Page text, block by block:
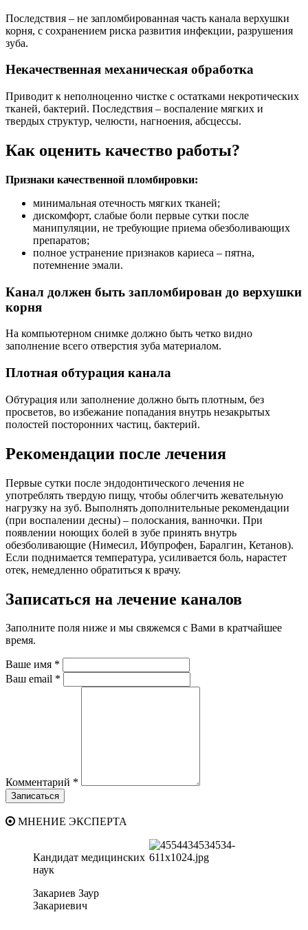
Последствия – не запломбированная часть канала верхушки
корня, с сохранением риска развития инфекции, разрушения
зуба.
Некачественная механическая обработка
Приводит к неполноценно чистке с остатками некротических
тканей, бактерий. Последствия – воспаление мягких и
твердых структур, челюсти, нагноения, абсцессы.
Как оценить качество работы?
Признаки качественной пломбировки:
минимальная отечность мягких тканей;
дискомфорт, слабые боли первые сутки после
манипуляции, не требующие приема обезболивающих
препаратов;
полное устранение признаков кариеса – пятна,
потемнение эмали.
Канал должен быть запломбирован до верхушки
корня
На компьютерном снимке должно быть четко видно
заполнение всего отверстия зуба материалом.
Плотная обтурация канала
Обтурация или заполнение должно быть плотным, без
просветов, во избежание попадания внутрь незакрытых
полостей посторонних частиц, бактерий.
Рекомендации после лечения
Первые сутки после эндодонтического лечения не
употреблять твердую пищу, чтобы облегчить жевательную
нагрузку на зуб. Выполнять дополнительные рекомендации
(при воспалении десны) – полоскания, ванночки. При
появлении ноющих болей в зубе принять внутрь
обезболивающие (Нимесил, Ибупрофен, Баралгин, Кетанов).
Если поднимается температура, усиливается боль, нарастет
отек, немедленно обратиться к врачу.
Записаться на лечение каналов
Заполните поля ниже и мы свяжемся с Вами в кратчайшее
время.
Ваше имя *
Ваш email *
Комментарий *
МНЕНИЕ ЭКСПЕРТА
Кандидат медицинских
наук
Закариев Заур
Закариевич